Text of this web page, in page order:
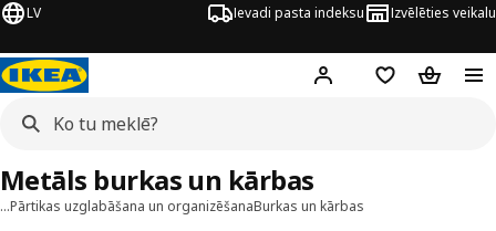
LV Ievadi pasta indeksu Izvēlēties veikalu
Hej! Pierakstīties
PirkumuPirkumu
…Pārtikas uzglabāšana un organizēšanaBurkas un kārbas
Metāls burkas un kārbas